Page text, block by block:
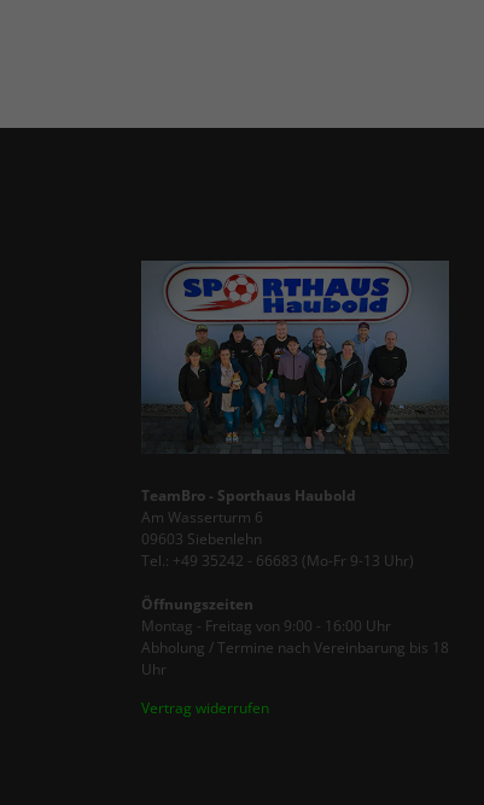
TeamBro - Sporthaus Haubold
Am Wasserturm 6
09603 Siebenlehn
Tel.: +49 35242 - 66683 (Mo-Fr 9-13 Uhr)
Öffnungszeiten
Montag - Freitag von 9:00 - 16:00 Uhr
Abholung / Termine nach Vereinbarung bis 18
Uhr
Vertrag widerrufen